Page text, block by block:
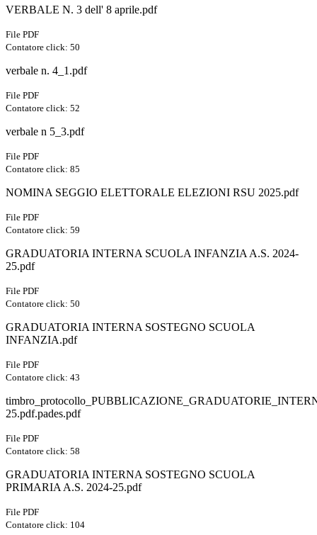
VERBALE N. 3 dell' 8 aprile.pdf
File PDF
Contatore click: 50
verbale n. 4_1.pdf
File PDF
Contatore click: 52
verbale n 5_3.pdf
File PDF
Contatore click: 85
NOMINA SEGGIO ELETTORALE ELEZIONI RSU 2025.pdf
File PDF
Contatore click: 59
GRADUATORIA INTERNA SCUOLA INFANZIA A.S. 2024-
25.pdf
File PDF
Contatore click: 50
GRADUATORIA INTERNA SOSTEGNO SCUOLA
INFANZIA.pdf
File PDF
Contatore click: 43
25.pdf.pades.pdf
File PDF
Contatore click: 58
GRADUATORIA INTERNA SOSTEGNO SCUOLA
PRIMARIA A.S. 2024-25.pdf
File PDF
Contatore click: 104